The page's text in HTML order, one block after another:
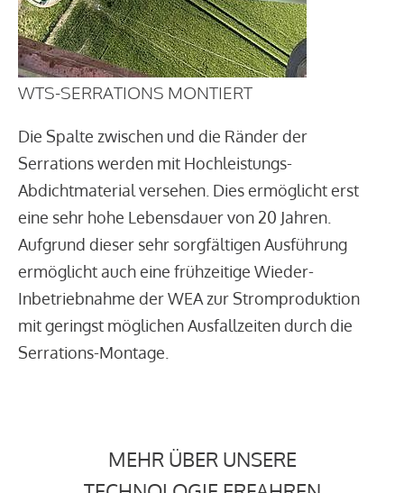
WTS-SERRATIONS MONTIERT
Die Spalte zwischen und die Ränder der
Serrations werden mit Hochleistungs-
Abdichtmaterial versehen. Dies ermöglicht erst
eine sehr hohe Lebensdauer von 20 Jahren.
Aufgrund dieser sehr sorgfältigen Ausführung
ermöglicht auch eine frühzeitige Wieder-
Inbetriebnahme der WEA zur Stromproduktion
mit geringst möglichen Ausfallzeiten durch die
Serrations-Montage.
MEHR ÜBER UNSERE